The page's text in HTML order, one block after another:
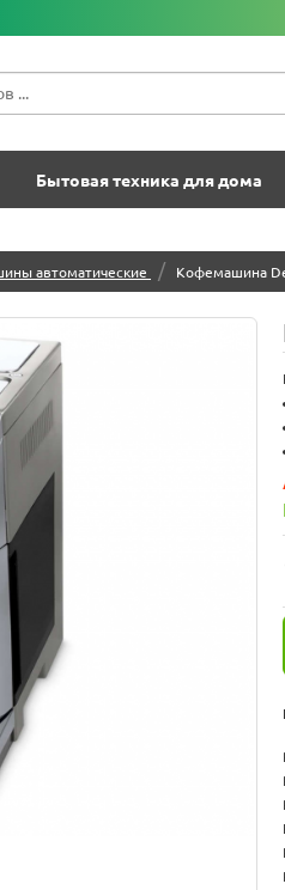
Бытовая техника для дома
автоматические / Кофемашина